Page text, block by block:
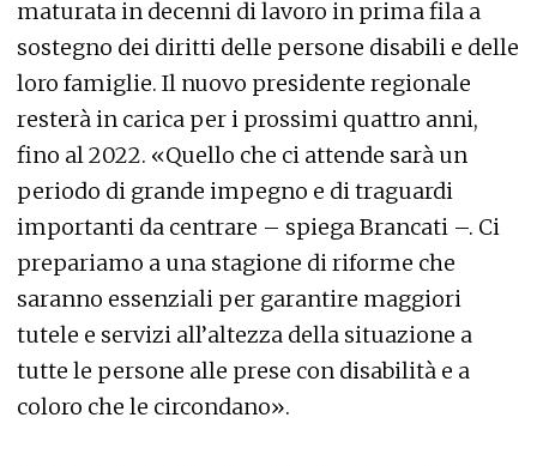
maturata in decenni di lavoro in prima fila a
sostegno dei diritti delle persone disabili e delle
loro famiglie. Il nuovo presidente regionale
resterà in carica per i prossimi quattro anni,
fino al 2022. «Quello che ci attende sarà un
periodo di grande impegno e di traguardi
importanti da centrare – spiega Brancati –. Ci
prepariamo a una stagione di riforme che
saranno essenziali per garantire maggiori
tutele e servizi all’altezza della situazione a
tutte le persone alle prese con disabilità e a
coloro che le circondano».